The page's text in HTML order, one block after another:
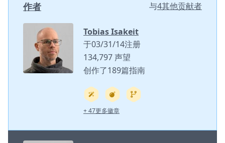
作者 与4其他贡献者
Tobias Isakeit
于03/31/14注册
134,797 声望
创作了189篇指南
+ 47更多徽章